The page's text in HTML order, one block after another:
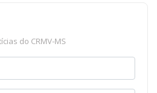
do CRMV-MS